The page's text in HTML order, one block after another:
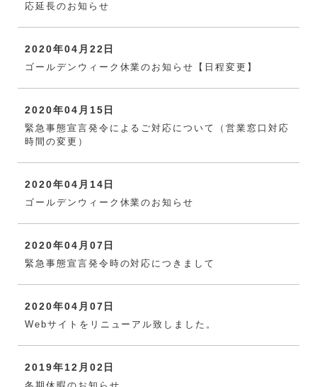
応延長のお知らせ
2020年04月22日
ゴールデンウィーク休業のお知らせ【日程変更】
2020年04月15日
緊急事態宣言発令によるご対応について（営業窓口対応
時間の変更）
2020年04月14日
ゴールデンウィーク休業のお知らせ
2020年04月07日
緊急事態宣言発令時の対応につきまして
2020年04月07日
Webサイトをリニューアル致しました。
2019年12月02日